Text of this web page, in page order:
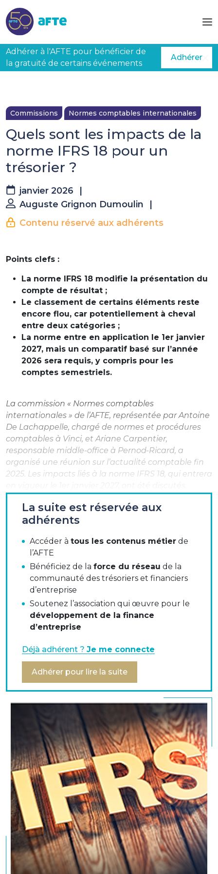
Adhérer à l'AFTE pour bénéficier de
la gratuité de certains événements
Adhérer
Commissions Normes comptables internationales
Quels sont les impacts de la
norme IFRS 18 pour un
trésorier ?
janvier 2026
Auguste Grignon Dumoulin
Contenu réservé aux adhérents
Points clefs :
La norme IFRS 18 modifie la présentation du
compte de résultat ;
Le classement de certains éléments reste
encore flou, car potentiellement à cheval
entre deux catégories ;
La norme entre en application le 1er janvier
2027, mais un comparatif basé sur l’année
2026 sera requis, y compris pour les
comptes semestriels.
La commission « Normes comptables
internationales » de l’AFTE, représentée par Antoine
De Lachappelle, chargé de normes et procédures
comptables à Vinci, et Ariane Carpentier,
responsable middle-office à Pernod-Ricard, a
organisé une réunion sur l’actualité comptable fin
2025. Les impacts liés à la norme IFRS 18, qui entrera
IFRS 18 est une nouvelle norme comptable
internationale modifiant la présentation des états
résultat, afin de le rendre comparable entre entités
différentes. Il sera désormais divisé en trois catégories
principales :
Investissement («investing ») : gains et pertes
liés aux actifs générant un rendement
(immobilisations, placements, produits de
trésorerie…) ;
Financement («
(emprunts, intérêts…) ;
performance principale de l’entreprise
(catégorie par défaut, intègre les éléments
qu’on n’a pas su classer dans les deux autres
Les principaux reclassements des activités de
trésorerie dans le compte de résultat sont les
suivants :
Source : Commission Normes comptables
La suite est réservée aux
adhérents
Accéder à tous les contenus métier de
l’AFTE
Bénéficiez de la force du réseau de la
communauté des trésoriers et financiers
d’entreprise
Soutenez l’association qui œuvre pour le
développement de la finance
d’entreprise
Déjà adhérent ? Je me connecte
Adhérer pour lire la suite